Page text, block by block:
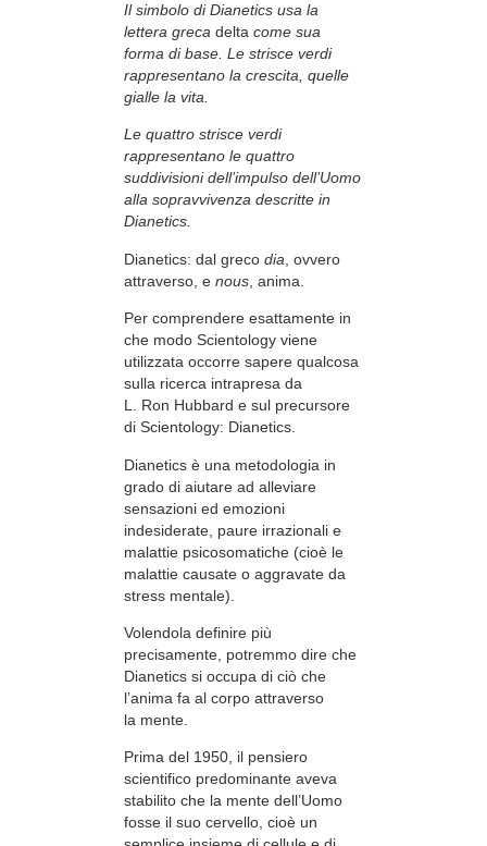
Il simbolo di Dianetics usa la
lettera greca delta come sua
forma di base. Le strisce verdi
rappresentano la crescita, quelle
gialle la vita.
Le quattro strisce verdi
rappresentano le quattro
suddivisioni dell’impulso dell’Uomo
alla sopravvivenza descritte in
Dianetics.
Dianetics: dal greco dia , ovvero
attraverso, e nous , anima.
Per comprendere esattamente in
che modo Scientology viene
utilizzata occorre sapere qualcosa
sulla ricerca intrapresa da
L. Ron Hubbard e sul precursore
di Scientology: Dianetics.
Dianetics è una metodologia in
grado di aiutare ad alleviare
sensazioni ed emozioni
indesiderate, paure irrazionali e
malattie psicosomatiche (cioè le
malattie causate o aggravate da
stress mentale).
Volendola definire più
precisamente, potremmo dire che
Dianetics si occupa di ciò che
l’anima fa al corpo attraverso
la mente.
Prima del 1950, il pensiero
scientifico predominante aveva
stabilito che la mente dell’Uomo
fosse il suo cervello, cioè un